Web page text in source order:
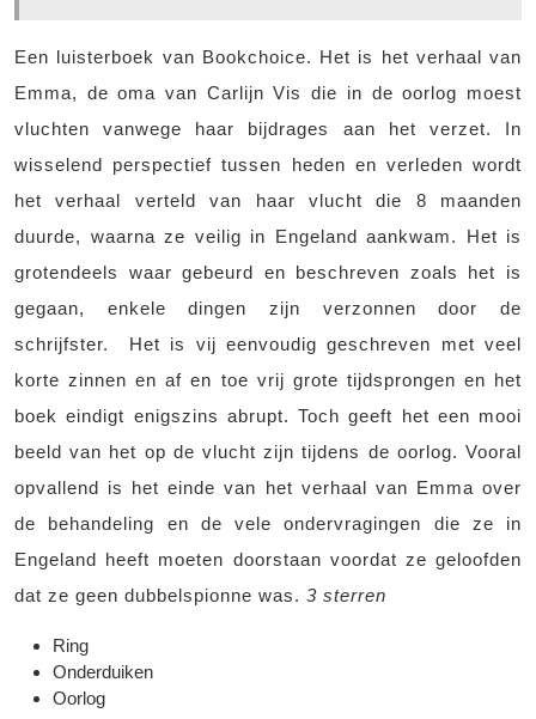
Een luisterboek van Bookchoice. Het is het verhaal van
Emma, de oma van Carlijn Vis die in de oorlog moest
vluchten vanwege haar bijdrages aan het verzet. In
wisselend perspectief tussen heden en verleden wordt
het verhaal verteld van haar vlucht die 8 maanden
duurde, waarna ze veilig in Engeland aankwam. Het is
grotendeels waar gebeurd en beschreven zoals het is
gegaan, enkele dingen zijn verzonnen door de
schrijfster. Het is vij eenvoudig geschreven met veel
korte zinnen en af en toe vrij grote tijdsprongen en het
boek eindigt enigszins abrupt. Toch geeft het een mooi
beeld van het op de vlucht zijn tijdens de oorlog. Vooral
opvallend is het einde van het verhaal van Emma over
de behandeling en de vele ondervragingen die ze in
Engeland heeft moeten doorstaan voordat ze geloofden
dat ze geen dubbelspionne was. 3 sterren
Ring
Onderduiken
Oorlog